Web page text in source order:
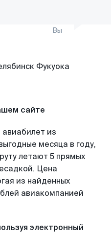
Вы
сайте
из
месяца в году,
летают 5 прямых
Цена
из найденных
авиакомпанией
электронный